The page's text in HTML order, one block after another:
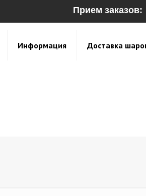
Прием заказов:
Информация Доставка